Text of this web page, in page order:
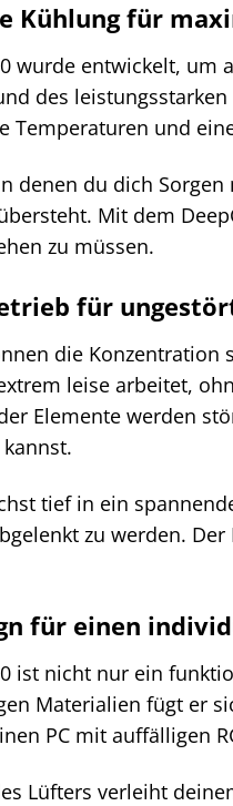
Kühlung für
wurde entwickelt,
des
Temperaturen und
denen du dich
Mit dem
zu müssen.
für
die Konzentration
leise arbeitet,
Elemente werden
tief in ein
zu werden.
für einen
ist nicht nur ein
Materialien fügt er
PC mit auffälligen
Lüfters verleiht